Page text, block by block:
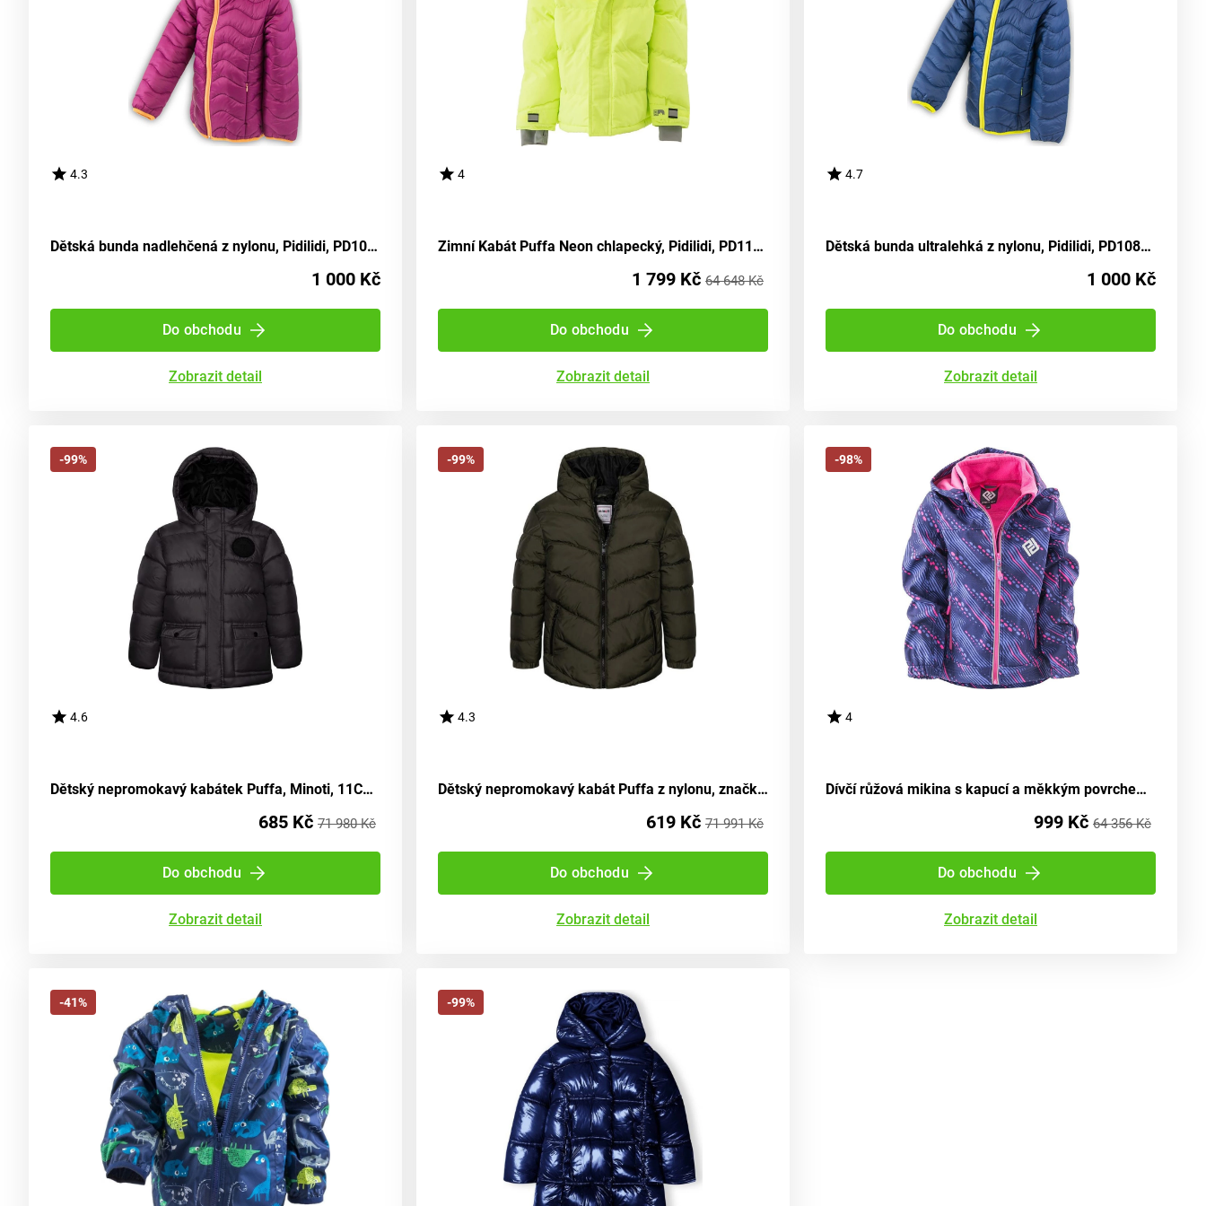
4.3
Dětská bunda nadlehčená z nylonu, Pidilidi, PD1087, barva vína - velikost 98 | 3 roky
1 000 Kč
Do obchodu
Zobrazit detail
4
Zimní Kabát Puffa Neon chlapecký, Pidilidi, PD1110-19, odstín zelena - velikost 98 | pro věk 3 let
1 799 Kč 64 648 Kč
Do obchodu
Zobrazit detail
4.7
Dětská bunda ultralehká z nylonu, Pidilidi, PD1087-04, modrá - velikost 98 | pro věk 3 roky
1 000 Kč
Do obchodu
Zobrazit detail
-99%
4.6
Dětský nepromokavý kabátek Puffa, Minoti, 11COAT 11, černý - velikost 98/104 | pro věk 3-4 roky
685 Kč 71 980 Kč
Do obchodu
Zobrazit detail
-99%
4.3
Dětský nepromokavý kabát Puffa z nylonu, značky Minoti, model 11COAT 16, barva khaki - velikost 98/104 | pro věk 3 až 4 roky
619 Kč 71 991 Kč
Do obchodu
Zobrazit detail
-98%
4
Dívčí růžová mikina s kapucí a měkkým povrchem, Pidilidi, PD1102-01, velikost 98 | pro věk 3 roky
999 Kč 64 356 Kč
Do obchodu
Zobrazit detail
-41% -99%